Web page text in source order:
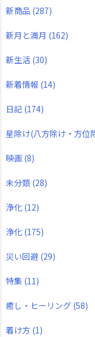
新商品 (287)
新月と満月 (162)
新生活 (30)
新着情報 (14)
日記 (174)
星除け(八方除け・方位
映画 (8)
未分類 (28)
浄化 (12)
浄化 (175)
災い回避 (29)
特集 (11)
癒し・ヒーリング (58)
着け方 (1)